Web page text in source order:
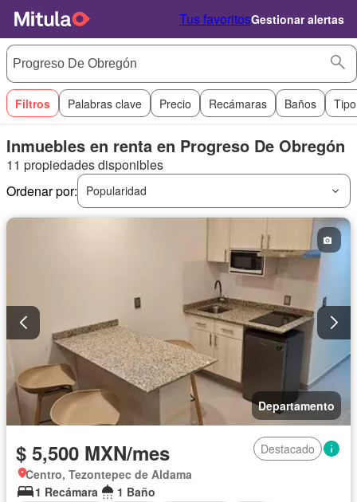
Tus favoritosGestionar alertas
Filtros Palabras clave Precio Recámaras Baños
Inmuebles en renta en Progreso De Obregón
11 propiedades disponibles
Ordenar por:
Popularidad
Departamento
$ 5,500 MXN/mes
Destacado
Centro, Tezontepec de Aldama
1 Recámara
1 Baño